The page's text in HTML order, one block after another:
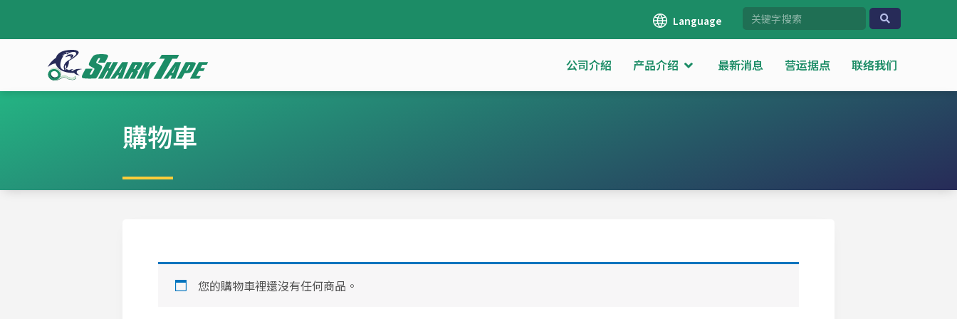
Language
公司介紹 产品介绍 最新消息 营运据点 联络我们
購物車
您的購物車裡還沒有任何商品。